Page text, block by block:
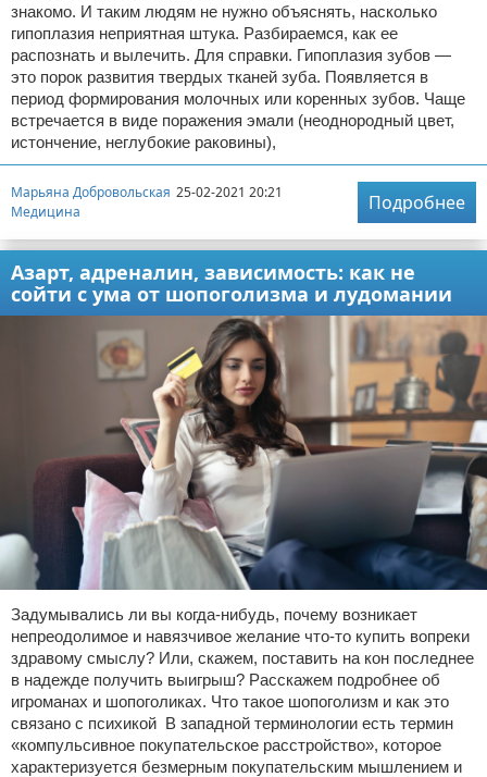
знакомо. И таким людям не нужно объяснять, насколько
гипоплазия неприятная штука. Разбираемся, как ее
распознать и вылечить. Для справки. Гипоплазия зубов —
это порок развития твердых тканей зуба. Появляется в
период формирования молочных или коренных зубов. Чаще
встречается в виде поражения эмали (неоднородный цвет,
истончение, неглубокие раковины),
Марьяна Добровольская 25-02-2021 20:21
Медицина
Подробнее
Азарт, адреналин, зависимость: как не
сойти с ума от шопоголизма и лудомании
Задумывались ли вы когда-нибудь, почему возникает
непреодолимое и навязчивое желание что-то купить вопреки
здравому смыслу? Или, скажем, поставить на кон последнее
в надежде получить выигрыш? Расскажем подробнее об
игроманах и шопоголиках. Что такое шопоголизм и как это
связано с психикой В западной терминологии есть термин
«компульсивное покупательское расстройство», которое
характеризуется безмерным покупательским мышлением и